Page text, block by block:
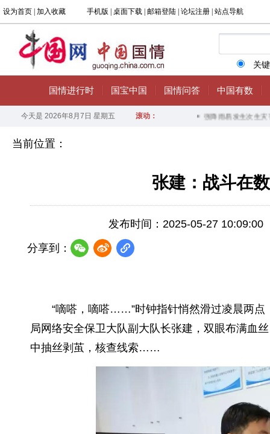
当前位置：
张建：战斗在
发布时间：2025-05-27 10:09:00
分享到：
“嘀嗒，嘀嗒……”时钟指针悄然滑过凌晨两点
局网络安全保卫大队副大队长张建，双眼布满血
中抽丝剥茧，核查线索……